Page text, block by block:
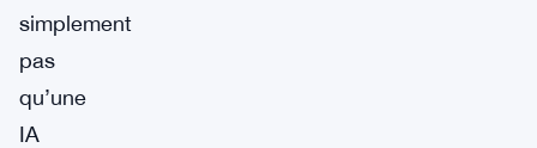
simplement
pas
qu’une
IA